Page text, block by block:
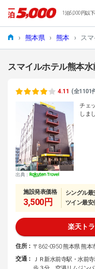
1泊5,000円以
› 熊本県 › 熊本 › ス
スマイルホテル熊本水
4.11 (全1101
出典：
チェ
しま
施設発表価格
3,500円
シングル最
ツイン最安
楽天ト
住所： 〒862-0950 熊本県 熊本
交通：
ＪＲ新水前寺駅・水前